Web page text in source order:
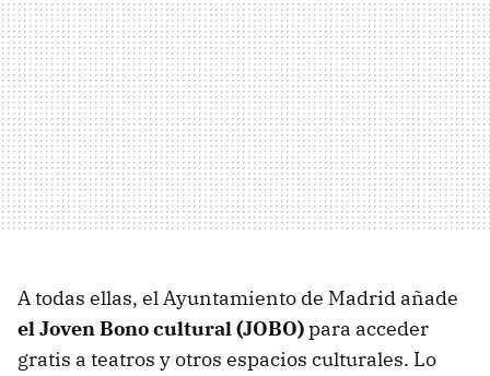
A todas ellas, el Ayuntamiento de Madrid añade
elJoven Bono cultural (JOBO)para acceder
gratis a teatros y otros espacios culturales. Lo